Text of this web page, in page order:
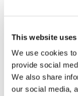
This website
We use cookies
provide social
We also share
our social media,
Roberto De Gaetano